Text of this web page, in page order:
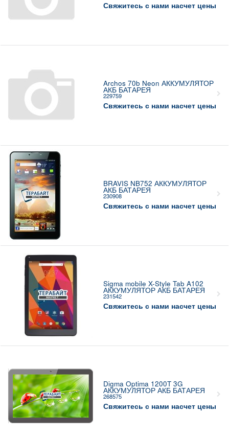
Свяжитесь с нами насчет цены
Archos 70b Neon АККУМУЛЯТОР
АКБ БАТАРЕЯ
229759
Свяжитесь с нами насчет цены
BRAVIS NB752 АККУМУЛЯТОР
АКБ БАТАРЕЯ
230908
Свяжитесь с нами насчет цены
Sigma mobile X-Style Tab A102
АККУМУЛЯТОР АКБ БАТАРЕЯ
231542
Свяжитесь с нами насчет цены
Digma Optima 1200T 3G
АККУМУЛЯТОР АКБ БАТАРЕЯ
268575
Свяжитесь с нами насчет цены